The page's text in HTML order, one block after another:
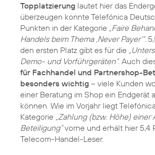
Topplatzierung lautet hier das
überzeugen konnte Telefónica
Punkten in der Kategorie „Faire
Handels beim Thema ‚Never Payer‘“.
den ersten Platz gibt es für die
Demo- und Vorführgeräten“. Auch
für Fachhandel und Partnershop-
besonders wichtig – viele Kunden
einer Beratung im Shop ein Endgerät
können. Wie im Vorjahr liegt
Kategorie „Zahlung (bzw. Höhe) einer
Beteiligung“vorne und erhält hier 5,4
Telecom-Handel-Leser.